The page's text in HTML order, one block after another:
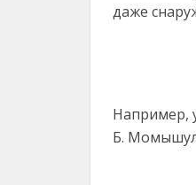
даже
Например,
Б.